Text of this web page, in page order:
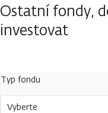
Ostatní fondy,
investovat
Typ fondu
Vyberte